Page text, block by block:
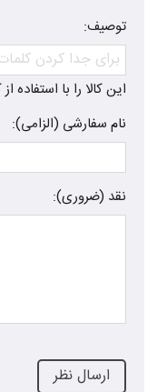
توصیف:
این کالا را با
نام سفارشی (الزامی):
نقد (ضروری):